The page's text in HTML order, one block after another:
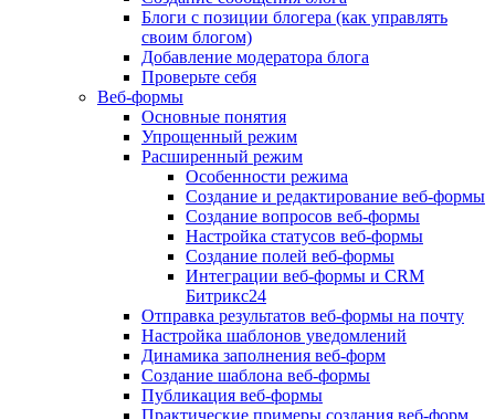
Блоги с позиции блогера (как управлять
своим блогом)
Добавление модератора блога
Проверьте себя
Веб-формы
Основные понятия
Упрощенный режим
Расширенный режим
Особенности режима
Создание и редактирование веб-формы
Создание вопросов веб-формы
Настройка статусов веб-формы
Создание полей веб-формы
Интеграции веб-формы и CRM
Битрикс24
Отправка результатов веб-формы на почту
Настройка шаблонов уведомлений
Динамика заполнения веб-форм
Создание шаблона веб-формы
Публикация веб-формы
Практические примеры создания веб-форм